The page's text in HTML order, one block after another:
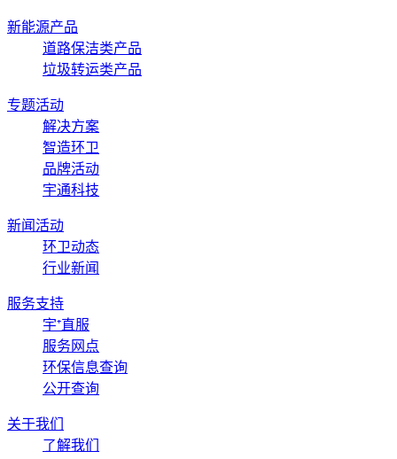
新能源产品
道路保洁类产品
垃圾转运类产品
专题活动
解决方案
智造环卫
品牌活动
宇通科技
新闻活动
环卫动态
行业新闻
服务支持
宇⁺直服
服务网点
环保信息查询
公开查询
关于我们
了解我们